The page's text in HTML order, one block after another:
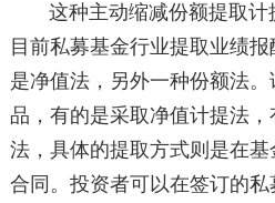
这种主动缩减份额提取计
目前私募基金行业提取业绩
是净值法，另外一种份额法
品，有的是采取净值计提法
法，具体的提取方式则是在
合同。投资者可以在签订的